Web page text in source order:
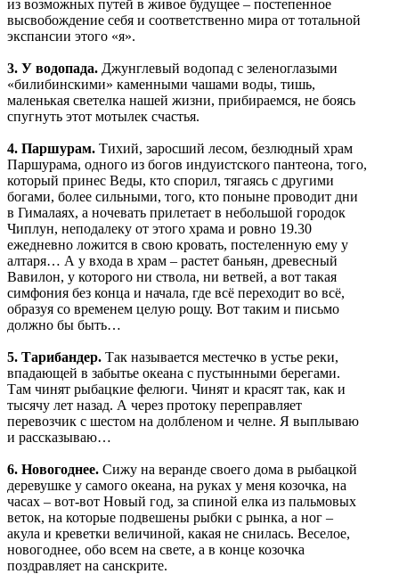
из возможных путей в живое будущее – постепенное
высвобождение себя и соответственно мира от тотальной
экспансии этого «я».
3. У водопада. Джунглевый водопад с зеленоглазыми
«билибинскими» каменными чашами воды, тишь,
маленькая светелка нашей жизни, прибираемся, не боясь
спугнуть этот мотылек счастья.
4. Паршурам. Тихий, заросший лесом, безлюдный храм
Паршурама, одного из богов индуистского пантеона, того,
который принес Веды, кто спорил, тягаясь с другими
богами, более сильными, того, кто поныне проводит дни
в Гималаях, а ночевать прилетает в небольшой городок
Чиплун, неподалеку от этого храма и ровно 19.30
ежедневно ложится в свою кровать, постеленную ему у
алтаря… А у входа в храм – растет баньян, древесный
Вавилон, у которого ни ствола, ни ветвей, а вот такая
симфония без конца и начала, где всё переходит во всё,
образуя со временем целую рощу. Вот таким и письмо
должно бы быть…
5. Тарибандер. Так называется местечко в устье реки,
впадающей в забытье океана с пустынными берегами.
Там чинят рыбацкие фелюги. Чинят и красят так, как и
тысячу лет назад. А через протоку переправляет
перевозчик с шестом на долбленом и челне. Я выплываю
и рассказываю…
6. Новогоднее. Сижу на веранде своего дома в рыбацкой
деревушке у самого океана, на руках у меня козочка, на
часах – вот-вот Новый год, за спиной елка из пальмовых
веток, на которые подвешены рыбки с рынка, а ног –
акула и креветки величиной, какая не снилась. Веселое,
новогоднее, обо всем на свете, а в конце козочка
поздравляет на санскрите.